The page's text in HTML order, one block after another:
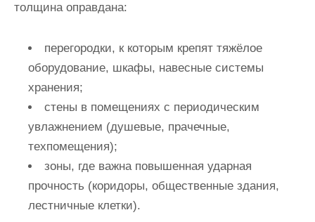
толщина оправдана:
перегородки, к которым крепят тяжёлое
оборудование, шкафы, навесные системы
хранения;
стены в помещениях с периодическим
увлажнением (душевые, прачечные,
техпомещения);
зоны, где важна повышенная ударная
прочность (коридоры, общественные здания,
лестничные клетки).